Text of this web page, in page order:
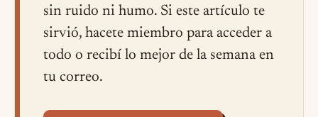
sin ruido ni humo. Si este artículo te
sirvió, hacete miembro para acceder a
todo o recibí lo mejor de la semana en
tu correo.